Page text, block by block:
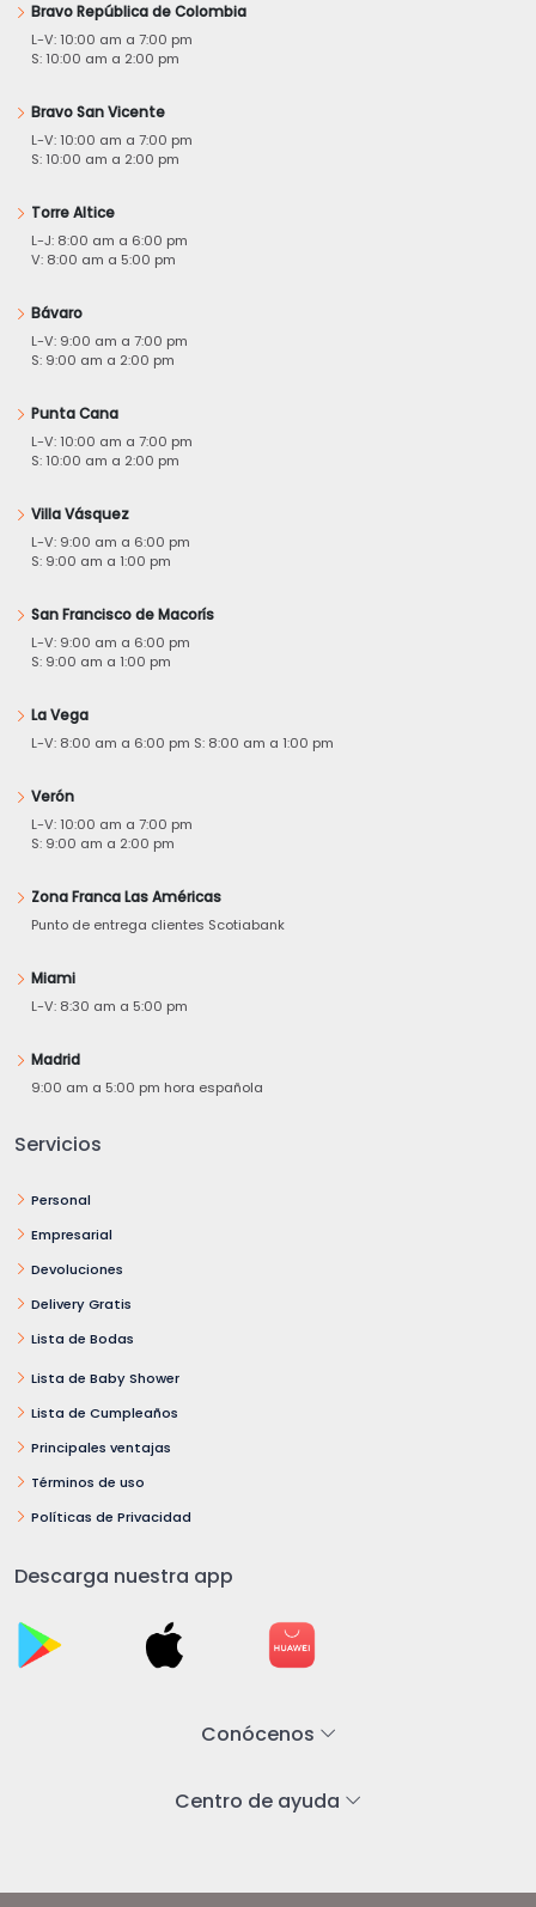
Bravo República de Colombia
L-V: 10:00 am a 7:00 pm
S: 10:00 am a 2:00 pm
Bravo San Vicente
L-V: 10:00 am a 7:00 pm
S: 10:00 am a 2:00 pm
Torre Altice
L-J: 8:00 am a 6:00 pm
V: 8:00 am a 5:00 pm
Bávaro
L-V: 9:00 am a 7:00 pm
S: 9:00 am a 2:00 pm
Punta Cana
L-V: 10:00 am a 7:00 pm
S: 10:00 am a 2:00 pm
Villa Vásquez
L-V: 9:00 am a 6:00 pm
S: 9:00 am a 1:00 pm
San Francisco de Macorís
L-V: 9:00 am a 6:00 pm
S: 9:00 am a 1:00 pm
La Vega
L-V: 8:00 am a 6:00 pm S: 8:00 am a 1:00 pm
Verón
L-V: 10:00 am a 7:00 pm
S: 9:00 am a 2:00 pm
Zona Franca Las Américas
Punto de entrega clientes Scotiabank
Miami
L-V: 8:30 am a 5:00 pm
Madrid
9:00 am a 5:00 pm hora española
Servicios
Personal
Empresarial
Devoluciones
Delivery Gratis
Lista de Bodas
Lista de Baby Shower
Lista de Cumpleaños
Principales ventajas
Términos de uso
Políticas de Privacidad
Descarga nuestra app
Conócenos
Centro de ayuda